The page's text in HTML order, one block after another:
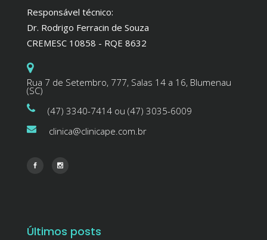
Responsável técnico:
Dr. Rodrigo Ferracin de Souza
CREMESC 10858 - RQE 8632
Rua 7 de Setembro, 777, Salas 14 a 16, Blumenau
(SC)
(47) 3340-7414 ou (47) 3035-6009
clinica@clinicape.com.br
Últimos posts